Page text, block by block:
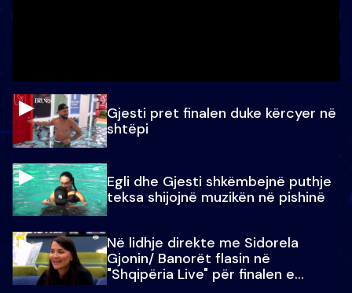
Gjesti pret finalen duke kërcyer në
shtëpi
Egli dhe Gjesti shkëmbejnë puthje
teksa shijojnë muzikën në pishinë
Në lidhje direkte me Sidorela
Gjonin/ Banorët flasin në
"Shqipëria Live" për finalen e